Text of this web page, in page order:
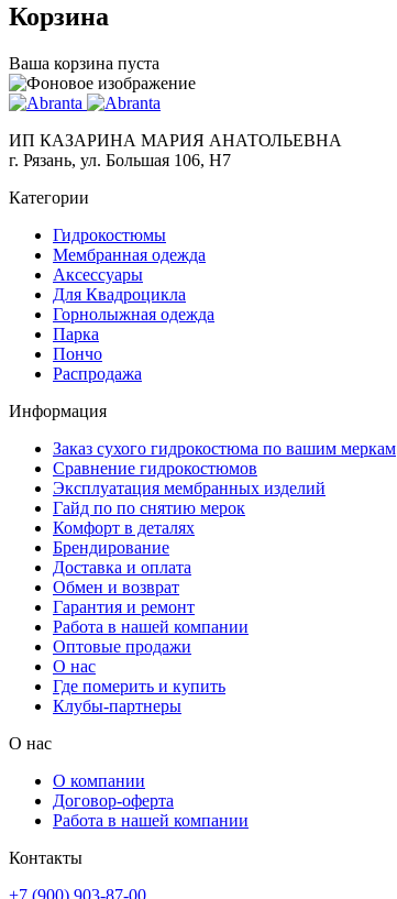
Корзина
Ваша корзина пуста
ИП КАЗАРИНА МАРИЯ АНАТОЛЬЕВНА
г. Рязань, ул. Большая 106, Н7
Категории
Гидрокостюмы
Мембранная одежда
Аксесcуары
Для Квадроцикла
Горнолыжная одежда
Парка
Пончо
Распродажа
Информация
Заказ сухого гидрокостюма по вашим меркам
Сравнение гидрокостюмов
Эксплуатация мембранных изделий
Гайд по по снятию мерок
Комфорт в деталях
Брендирование
Доставка и оплата
Обмен и возврат
Гарантия и ремонт
Работа в нашей компании
Оптовые продажи
О нас
Где померить и купить
Клубы-партнеры
О нас
О компании
Договор-оферта
Работа в нашей компании
Контакты
+7 (900) 903-87-00